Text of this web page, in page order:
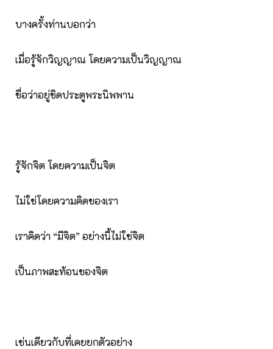
บางครั้งท่านบอกว่า
เมื่อรู้จักวิญญาณ โดยความเป็นวิญญาณ
ชื่อว่าอยู่ชิดประตูพระนิพพาน
รู้จักจิต โดยความเป็นจิต
ไม่ใช่โดยความคิดของเรา
เราคิดว่า “มีจิต” อย่างนี้ไม่ใช่จิต
เป็นภาพสะท้อนของจิต
เช่นเดียวกับที่เคยยกตัวอย่าง